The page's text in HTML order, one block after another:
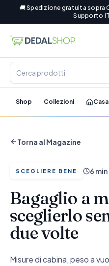
🚚 Spedizione gratuita sopra
Supporto
Shop Collezioni Casa
Torna al Magazine
SCEGLIERE BENE 6
Bagaglio a
sceglierlo
due volte
Misure di cabina, peso a